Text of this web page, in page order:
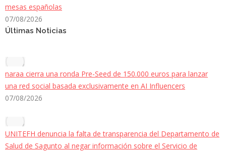
mesas españolas
07/08/2026
Últimas Noticias
naraa cierra una ronda Pre-Seed de 150.000 euros para lanzar
una red social basada exclusivamente en AI Influencers
07/08/2026
UNITEFH denuncia la falta de transparencia del Departamento de
Salud de Sagunto al negar información sobre el Servicio de